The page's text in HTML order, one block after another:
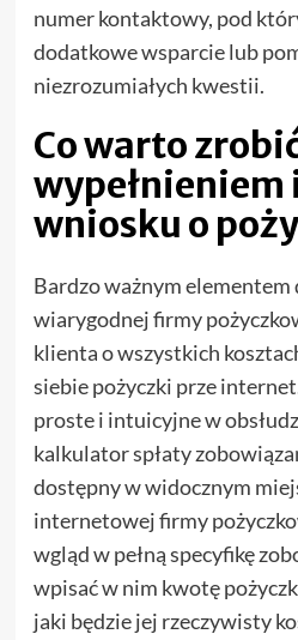
numer kontaktowy, pod
dodatkowe wsparcie lub
niezrozumiałych kwestii.
Co warto
wypełnieniem
wniosku o
Bardzo ważnym elementem
wiarygodnej firmy
klienta o wszystkich
siebie pożyczki prze
proste i intuicyjne w
kalkulator spłaty
dostępny w widocznym
internetowej firmy
wgląd w pełną specyfikę
wpisać w nim kwotę
jaki będzie jej rzeczywisty